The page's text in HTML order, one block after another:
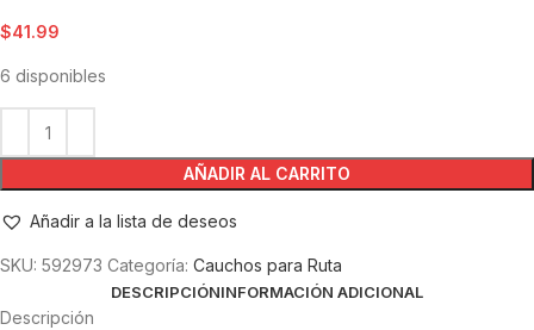
$41.99
6 disponibles
AÑADIR AL CARRITO
Añadir a la lista de deseos
SKU: 592973 Categoría: Cauchos para Ruta
DESCRIPCIÓNINFORMACIÓN ADICIONAL
Descripción